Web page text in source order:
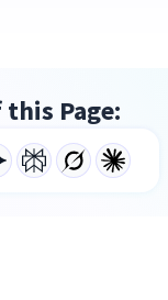
this Page: